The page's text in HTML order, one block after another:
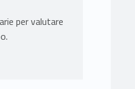
per valutare